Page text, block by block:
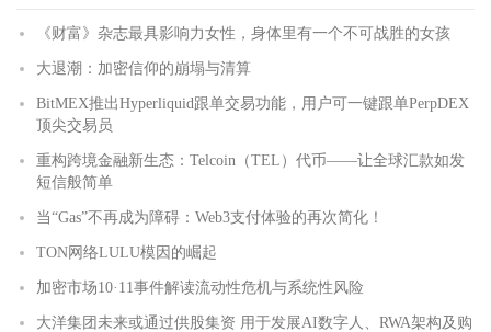
《财富》杂志最具影响力女性，身体里有一个不可战胜的女孩
大退潮：加密信仰的崩塌与清算
BitMEX推出Hyperliquid跟单交易功能，用户可一键跟单PerpDEX
顶尖交易员
重构跨境金融新生态：Telcoin（TEL）代币——让全球汇款如发
短信般简单
当“Gas”不再成为障碍：Web3支付体验的再次简化！
TON网络LULU模因的崛起
加密市场10·11事件解读流动性危机与系统性风险
大洋集团未来或通过供股集资 用于发展AI数字人、RWA架构及购